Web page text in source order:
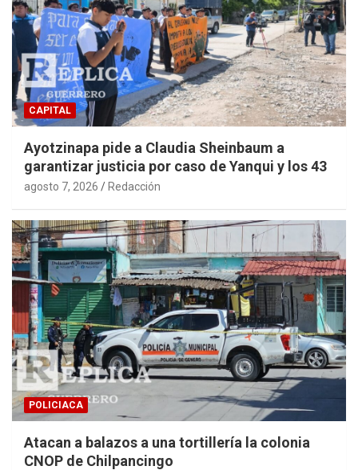
CAPITAL
Ayotzinapa pide a Claudia Sheinbaum a
garantizar justicia por caso de Yanqui y los 43
agosto 7, 2026 Redacción
POLICIACA
Atacan a balazos a una tortillería la colonia
CNOP de Chilpancingo